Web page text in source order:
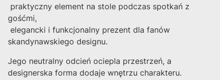
praktyczny element na stole podczas spotkań z
gośćmi,
elegancki i funkcjonalny prezent dla fanów
skandynawskiego designu.
Jego neutralny odcień ociepla przestrzeń, a
designerska forma dodaje wnętrzu charakteru.